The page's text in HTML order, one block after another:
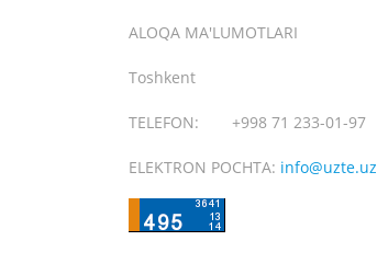
ALOQA MA'LUMOTLARI
Toshkent
TELEFON: +998 71 233-01-97
ELEKTRON POCHTA: info@uzte.uz